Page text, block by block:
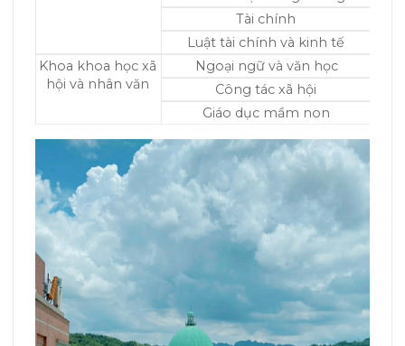
Tài chính
Luật tài chính và kinh tế
Khoa khoa học xã
hội và nhân văn
Ngoại ngữ và văn học
Công tác xã hội
Giáo dục mầm non